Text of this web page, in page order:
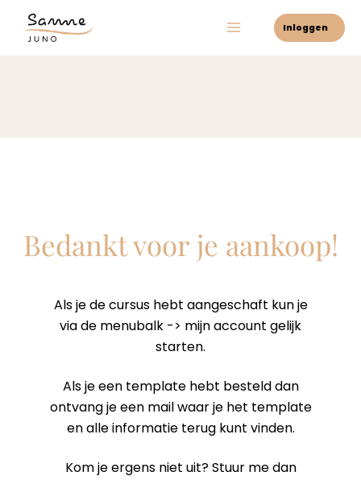
naar
Inloggen
Bedankt voor je aankoop!
Als je de cursus hebt aangeschaft kun je
via de menubalk -> mijn account gelijk
starten.
Als je een template hebt besteld dan
ontvang je een mail waar je het template
en alle informatie terug kunt vinden.
Kom je ergens niet uit? Stuur me dan